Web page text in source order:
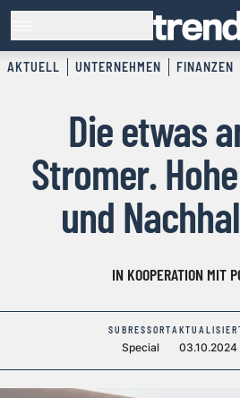
AKTUELL UNTERNEHMEN FINANZEN
Die etwas
Stromer.
und
IN KOOPERATION MIT
SUBRESSORT
Special 03.10.2024